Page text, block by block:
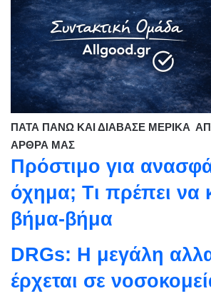
ΠΑΤΑ ΠΑΝΩ ΚΑΙ ΔΙΑΒΑΣΕ ΜΕΡΙΚΑ
ΑΡΘΡΑ ΜΑΣ
Πρόστιμο για
όχημα; Τι πρέπει να
βήμα-βήμα
DRGs: Η μεγάλη
έρχεται σε